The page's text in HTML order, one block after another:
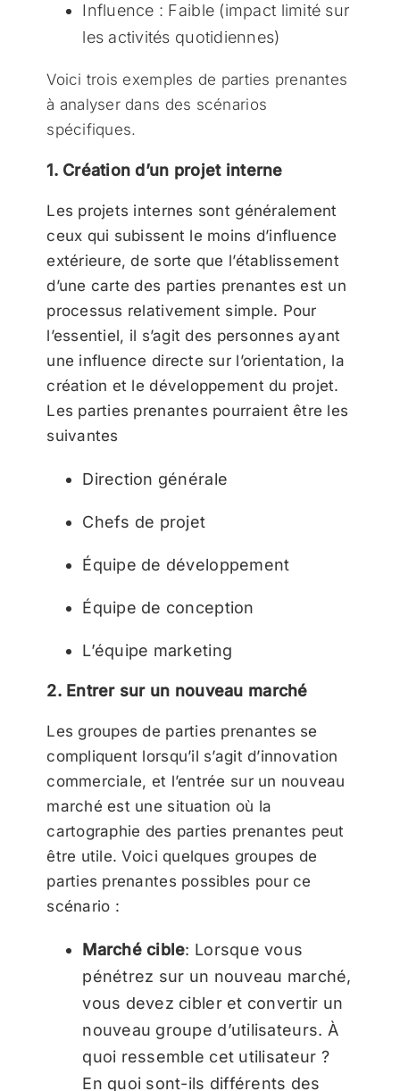
Influence : Faible (impact limité sur
les activités quotidiennes)
Voici trois exemples de parties prenantes
à analyser dans des scénarios
spécifiques.
1. Création d’un projet interne
Les projets internes sont généralement
ceux qui subissent le moins d’influence
extérieure, de sorte que l’établissement
d’une carte des parties prenantes est un
processus relativement simple. Pour
l’essentiel, il s’agit des personnes ayant
une influence directe sur l’orientation, la
création et le développement du projet.
Les parties prenantes pourraient être les
suivantes
Direction générale
Chefs de projet
Équipe de développement
Équipe de conception
L’équipe marketing
2. Entrer sur un nouveau marché
Les groupes de parties prenantes se
compliquent lorsqu’il s’agit d’innovation
commerciale, et l’entrée sur un nouveau
marché est une situation où la
cartographie des parties prenantes peut
être utile. Voici quelques groupes de
parties prenantes possibles pour ce
scénario :
Marché cible: Lorsque vous
pénétrez sur un nouveau marché,
vous devez cibler et convertir un
nouveau groupe d’utilisateurs. À
quoi ressemble cet utilisateur ?
En quoi sont-ils différents des